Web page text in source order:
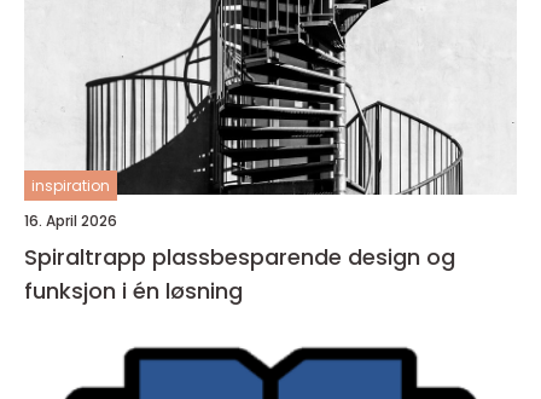
inspiration
16. April 2026
Spiraltrapp plassbesparende design og
funksjon i én løsning